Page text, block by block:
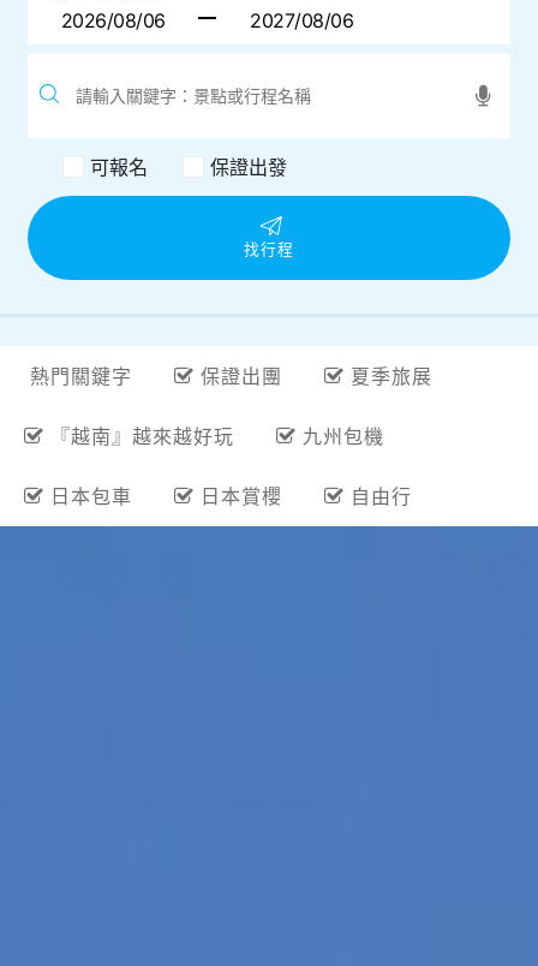
可報名 保證出發
找行程
熱門關鍵字 保證出團 夏季旅展
『越南』越來越好玩 九州包機
日本包車 日本賞櫻 自由行